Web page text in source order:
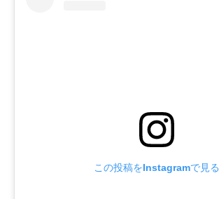
この投稿をInstagramで見る